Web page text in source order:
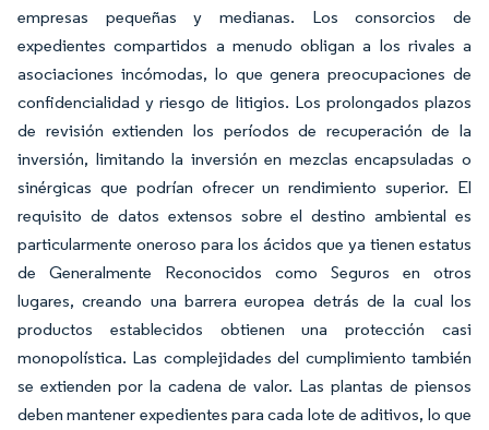
empresas pequeñas y medianas. Los consorcios de
expedientes compartidos a menudo obligan a los rivales a
asociaciones incómodas, lo que genera preocupaciones de
confidencialidad y riesgo de litigios. Los prolongados plazos
de revisión extienden los períodos de recuperación de la
inversión, limitando la inversión en mezclas encapsuladas o
sinérgicas que podrían ofrecer un rendimiento superior. El
requisito de datos extensos sobre el destino ambiental es
particularmente oneroso para los ácidos que ya tienen estatus
de Generalmente Reconocidos como Seguros en otros
lugares, creando una barrera europea detrás de la cual los
productos establecidos obtienen una protección casi
monopolística. Las complejidades del cumplimiento también
se extienden por la cadena de valor. Las plantas de piensos
deben mantener expedientes para cada lote de aditivos, lo que